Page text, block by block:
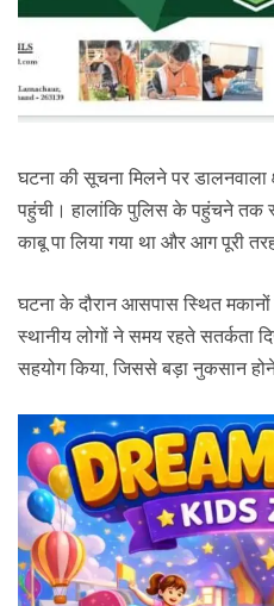
घटना की सूचना मिलने पर डालनवाला
पहुंची। हालांकि पुलिस के पहुंचने तक
काबू पा लिया गया था और आग पूरी
घटना के दौरान आसपास स्थित
स्थानीय लोगों ने समय रहते सतर्कता
सहयोग किया, जिससे बड़ा नुकसान